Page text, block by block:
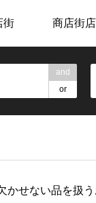
街 商店街
and
or
せない品を扱う